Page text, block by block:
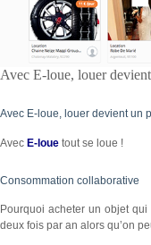
Avec E-loue, louer
Avec E-loue, louer devient un
Avec E-loue tout se loue !
Consommation collaborative
Pourquoi acheter un objet
deux fois par an alors qu’on